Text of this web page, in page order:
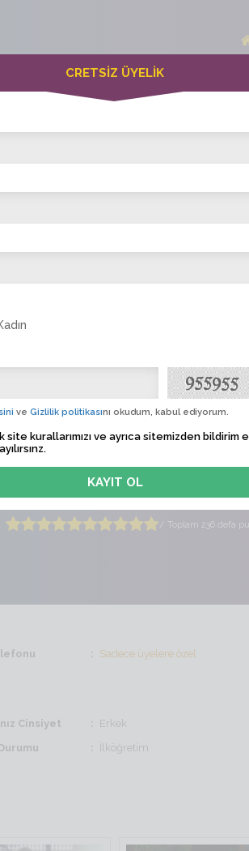
Online Erkekler(381)
Sadece üyelere özel
Sadece üyelere özel
/ Toplam 236 defa
Sadece üyelere özel
Cinsiyet Erkek
İlköğretim
CRETSİZ ÜYELİK
ve Gizlilik politikasını okudum, kabul ediyorum.
site kurallarımızı ve ayrıca sitemizden bildirim